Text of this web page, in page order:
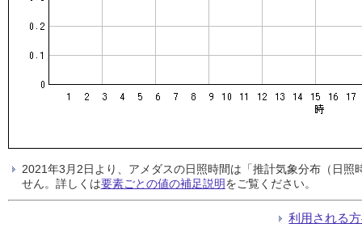
2021年3月2日より、アメダスの日照時間は「推計気象分布（日
せん。詳しくは要素ごとの値の補足説明をご覧ください。
利用される